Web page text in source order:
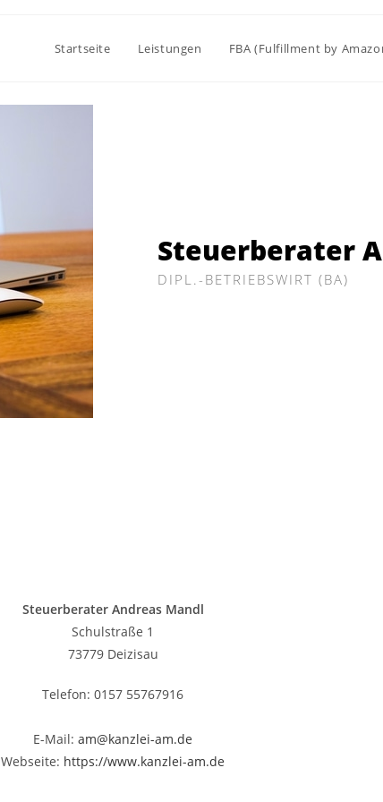
Startseite Leistungen FBA (Fulfillment by
Steuerberater
DIPL.-BETRIEBSWIRT (BA)
Steuerberater Andreas Mandl
Schulstraße 1
73779 Deizisau
Telefon: 0157 55767916
E-Mail: am@kanzlei-am.de
Webseite: https://www.kanzlei-am.de